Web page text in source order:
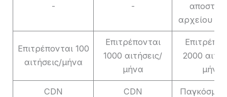
- -
αρχείου
Επιτρέπονται 100
αιτήσεις/μήνα
Επιτρέπονται
1000 αιτήσεις/
μήνα
2000
μήνα
CDN CDN Παγκόσμιο